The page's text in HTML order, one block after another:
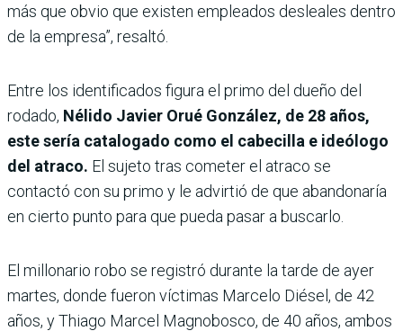
más que obvio que existen empleados desleales dentro
de la empresa”, resaltó.
Entre los identificados figura el primo del dueño del
rodado, Nélido Javier Orué González, de 28 años,
este sería catalogado como el cabecilla e ideólogo
del atraco. El sujeto tras cometer el atraco se
contactó con su primo y le advirtió de que abandonaría
en cierto punto para que pueda pasar a buscarlo.
El millonario robo se registró durante la tarde de ayer
martes, donde fueron víctimas Marcelo Diésel, de 42
años, y Thiago Marcel Magnobosco, de 40 años, ambos